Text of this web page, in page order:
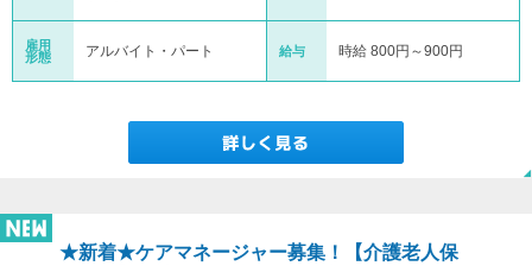
雇用
形態
アルバイト・パート 給与 時給 800円～900円
★新着★ケアマネージャー募集！【介護老人保